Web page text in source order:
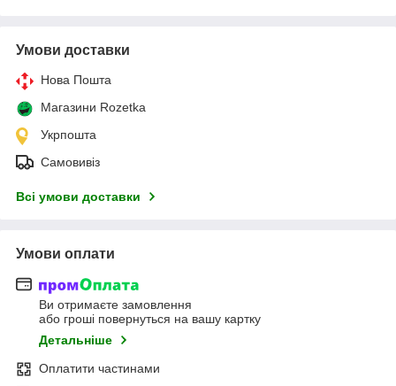
Умови доставки
Нова Пошта
Магазини Rozetka
Укрпошта
Самовивіз
Всі умови доставки
Умови оплати
Ви отримаєте замовлення
або гроші повернуться на вашу картку
Детальніше
Оплатити частинами